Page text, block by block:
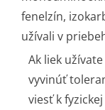
fenelzín,
užívali v
Ak liek
vyvinúť
viesť k